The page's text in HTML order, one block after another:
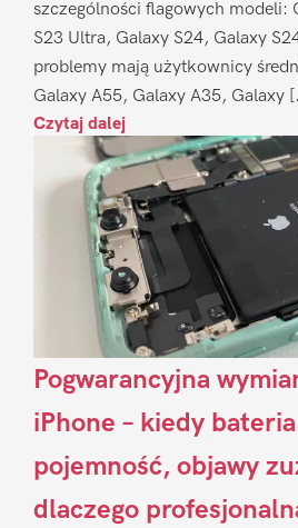
szczególności flagowych modeli:
S23 Ultra, Galaxy S24, Galaxy
problemy mają użytkownicy
Galaxy A55, Galaxy A35, Galaxy
Czytaj dalej
Pogwarancyjna
iPhone – kiedy
pojemność, objawy
dlaczego